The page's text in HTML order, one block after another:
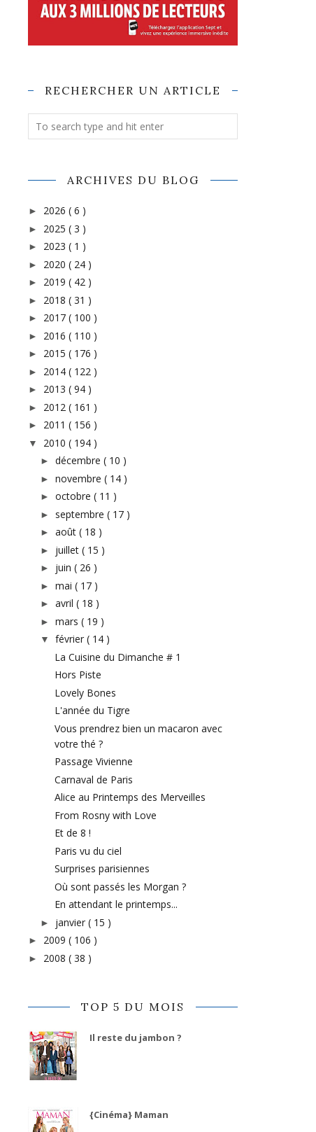
RECHERCHER UN ARTICLE
ARCHIVES DU BLOG
► 2026 ( 6 )
► 2025 ( 3 )
► 2023 ( 1 )
► 2020 ( 24 )
► 2019 ( 42 )
► 2018 ( 31 )
► 2017 ( 100 )
► 2016 ( 110 )
► 2015 ( 176 )
► 2014 ( 122 )
► 2013 ( 94 )
► 2012 ( 161 )
► 2011 ( 156 )
▼ 2010 ( 194 )
► décembre ( 10 )
► novembre ( 14 )
► octobre ( 11 )
► septembre ( 17 )
► août ( 18 )
► juillet ( 15 )
► juin ( 26 )
► mai ( 17 )
► avril ( 18 )
► mars ( 19 )
▼ février ( 14 )
La Cuisine du Dimanche # 1
Hors Piste
Lovely Bones
L'année du Tigre
Vous prendrez bien un macaron avec
votre thé ?
Passage Vivienne
Carnaval de Paris
Alice au Printemps des Merveilles
From Rosny with Love
Et de 8 !
Paris vu du ciel
Surprises parisiennes
Où sont passés les Morgan ?
En attendant le printemps...
► janvier ( 15 )
► 2009 ( 106 )
► 2008 ( 38 )
TOP 5 DU MOIS
Il reste du jambon ?
{Cinéma} Maman